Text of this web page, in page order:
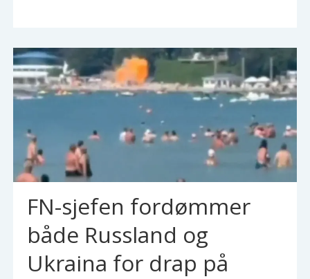
FN-sjefen fordømmer
både Russland og
Ukraina for drap på